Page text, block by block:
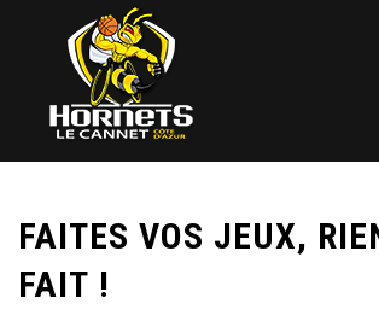
FAITES VOS JEUX,
FAIT !